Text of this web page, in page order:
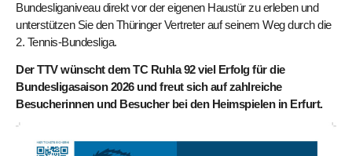
Bundesliganiveau direkt vor der eigenen Haustür zu erleben und
unterstützen Sie den Thüringer Vertreter auf seinem Weg durch die
2. Tennis-Bundesliga.
Der TTV wünscht dem TC Ruhla 92 viel Erfolg für die
Bundesligasaison 2026 und freut sich auf zahlreiche
Besucherinnen und Besucher bei den Heimspielen in Erfurt.